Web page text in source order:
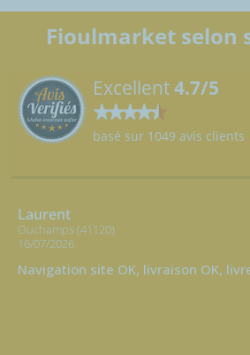
Fioulmarket selon
Excellent4.7/5
basé sur 1049 avis clients
Laurent
Ouchamps (41120)
16/07/2026
Navigation site OK, livraison OK,